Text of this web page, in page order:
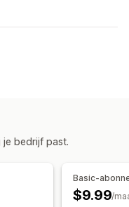
je bedrijf past.
Basic-
$9.99/